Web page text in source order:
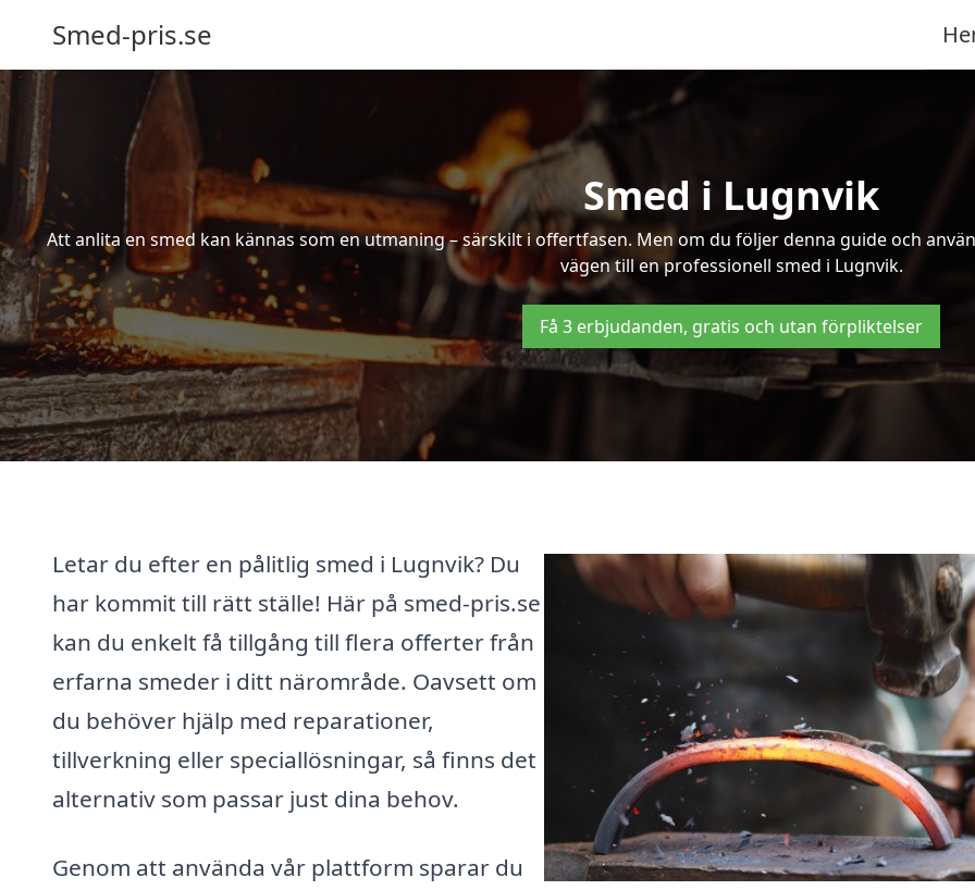
Smed-pris.se
Smed i Lugnvik
Att anlita en smed kan kännas som en utmaning – särskilt i offertfasen. Men om du följer denna guide och
vägen till en professionell smed i Lugnvik.
Få 3 erbjudanden, gratis och utan förpliktelser
Letar du efter en pålitlig smed i Lugnvik? Du
har kommit till rätt ställe! Här på smed-pris.se
kan du enkelt få tillgång till flera offerter från
erfarna smeder i ditt närområde. Oavsett om
du behöver hjälp med reparationer,
tillverkning eller speciallösningar, så finns det
alternativ som passar just dina behov.
Genom att använda vår plattform sparar du